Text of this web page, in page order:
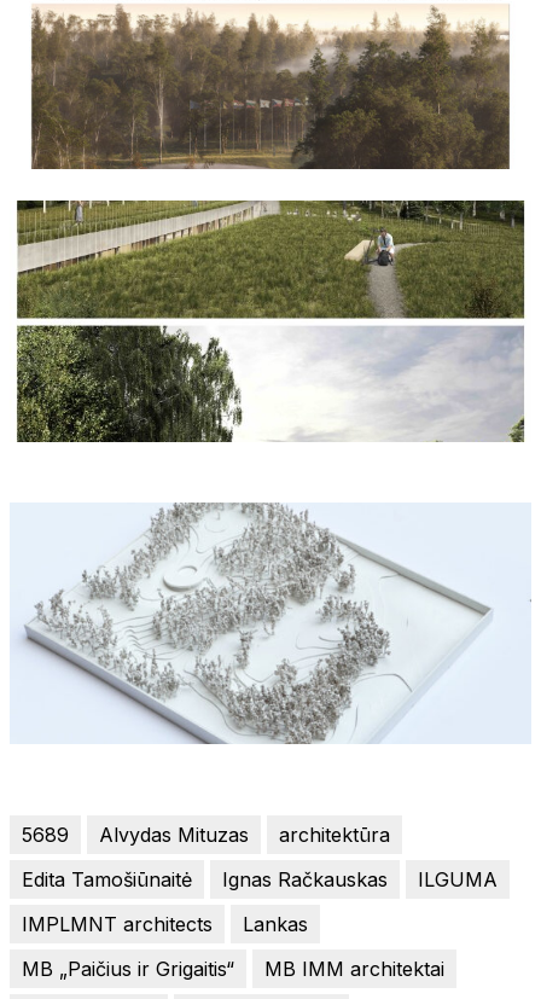
5689 Alvydas Mituzas
architektūra
Edita Tamošiūnaitė
Ignas Račkauskas
ILGUMA
IMPLMNT architects
Lankas
MB „Paičius ir Grigaitis“
MB IMM architektai